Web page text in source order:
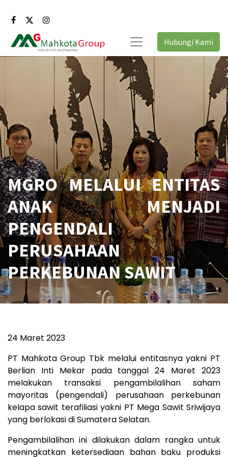
Hubungi Kami
MGRO MELALUI ENTITAS
ANAK MENJADI
PENGENDALI
PERUSAHAAN
PERKEBUNAN SAWIT
24 Maret 2023
PT Mahkota Group Tbk melalui entitasnya yakni PT
Berlian Inti Mekar pada tanggal 24 Maret 2023
melakukan transaksi pengambilalihan saham
mayoritas (pengendali) perusahaan perkebunan
kelapa sawit terafiliasi yakni PT Mega Sawit Sriwijaya
yang berlokasi di Sumatera Selatan.
Pengambilalihan ini dilakukan dalam rangka untuk
meningkatkan ketersediaan bahan baku produksi